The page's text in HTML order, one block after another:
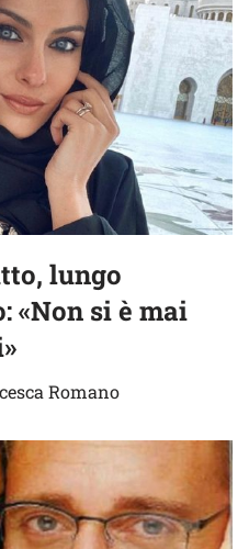
lungo
«Non si è mai
Romano